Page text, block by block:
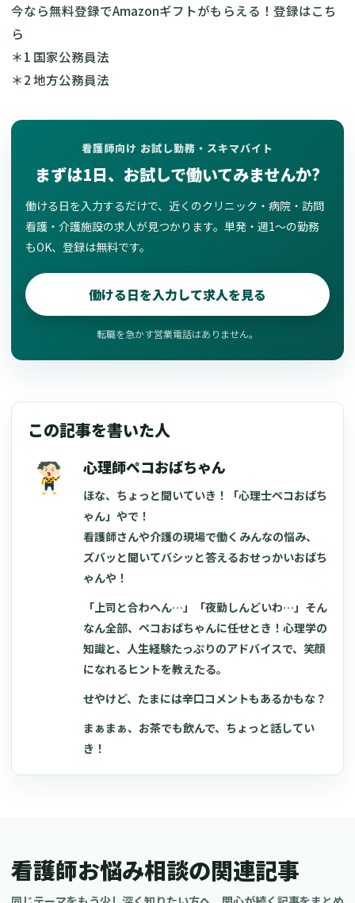
今なら無料登録でAmazonギフトがもらえる！ 登録はこち
ら
＊1 国家公務員法
＊2地方公務員法
看護師向け お試し勤務・スキマバイト
まずは1日、お試しで働いてみませんか?
働ける日を入力するだけで、近くのクリニック・病院・訪問
看護・介護施設の求人が見つかります。単発・週1〜の勤務
もOK、登録は無料です。
働ける日を入力して求人を見る
転職を急かす営業電話はありません。
この記事を書いた人
心理師ペコおばちゃん
ほな、ちょっと聞いていき！「心理士ペコおばち
ゃん」やで！
看護師さんや介護の現場で働くみんなの悩み、
ズバッと聞いてバシッと答えるおせっかいおばち
ゃんや！
「上司と合わへん…」「夜勤しんどいわ…」そん
なん全部、ペコおばちゃんに任せとき！心理学の
知識と、人生経験たっぷりのアドバイスで、笑顔
になれるヒントを教えたる。
せやけど、たまには辛口コメントもあるかもな？
まぁまぁ、お茶でも飲んで、ちょっと話してい
き！
看護師お悩み相談の関連記事